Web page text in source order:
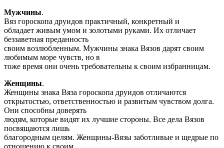
Мужчины.
Вяз гороскопа друидов практичный, конкретный и
обладает живым умом и золотыми руками. Их отличает
беззаветная преданность
своим возлюбленным. Мужчины знака Вязов дарят своим
любимым море чувств, но в
тоже время они очень требовательны к своим избранницам.
Женщины.
Женщины знака Вяза гороскопа друидов отличаются
открытостью, ответственностью и развитым чувством долга.
Они способны доверять
людям, которые видят их лучшие стороны. Все дела Вязов
посвящаются лишь
благородным целям. Женщины-Вязы заботливые и щедрые по
отношению к своим